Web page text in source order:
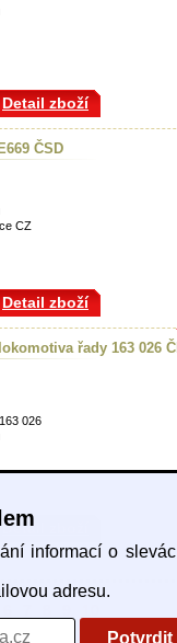
Detail zboží
ČSD
CZ
Detail zboží
řady 163 026
026
Detail zboží
informací o
adresu.
Potvrdit